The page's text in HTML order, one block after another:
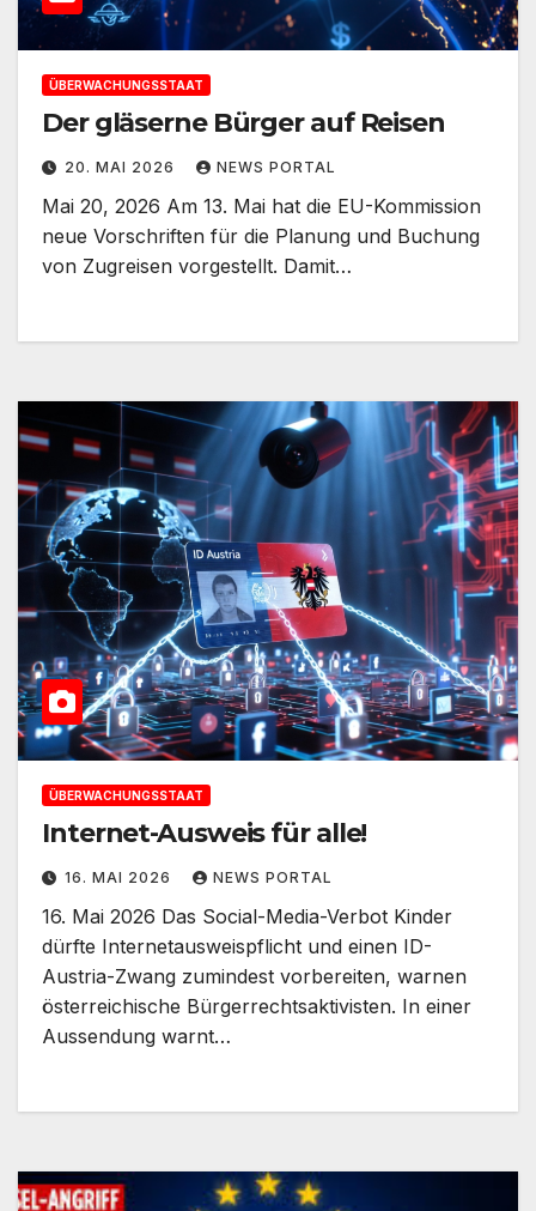
ÜBERWACHUNGSSTAAT
Der gläserne Bürger auf Reisen
20. MAI 2026 NEWS PORTAL
Mai 20, 2026 Am 13. Mai hat die EU-Kommission
neue Vorschriften für die Planung und Buchung
von Zugreisen vorgestellt. Damit…
ÜBERWACHUNGSSTAAT
Internet-Ausweis für alle!
16. MAI 2026 NEWS PORTAL
16. Mai 2026 Das Social-Media-Verbot Kinder
dürfte Internetausweispflicht und einen ID-
Austria-Zwang zumindest vorbereiten, warnen
österreichische Bürgerrechtsaktivisten. In einer
Aussendung warnt…